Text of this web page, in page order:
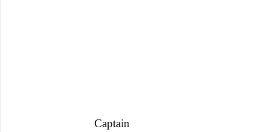
Captain